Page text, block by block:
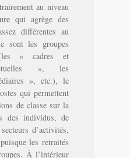
au niveau
qui agrège des
différentes au
sont les groupes
(les « cadres et
», les
», etc.), le
qui permettent
de classe sur la
des individus, de
d’activités,
les retraités
À l’intérieur